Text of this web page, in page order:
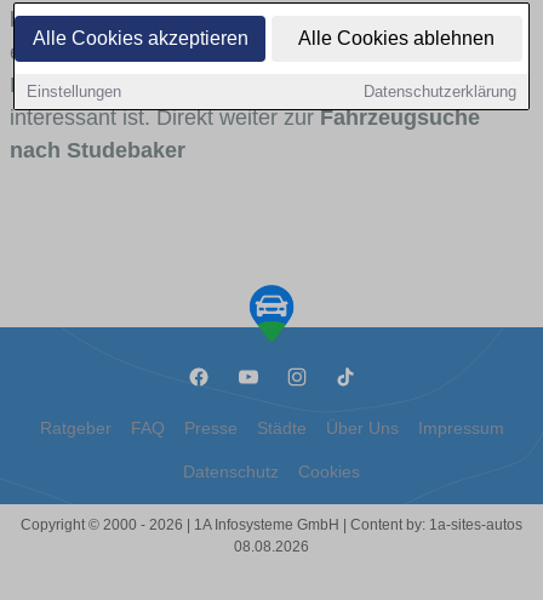
Alle Cookies akzeptieren Alle Cookies ablehnen
Einstellungen Datenschutzerklärung
bis zu speziellen Anforderungen. Hier bekommst du
einen schnellen Überblick über die wichtigsten
Modellreihen und für wen Studebaker besonders
interessant ist. Direkt weiter zurFahrzeugsuche
nach Studebaker
Ratgeber FAQ Presse Städte Über Uns Impressum
Datenschutz Cookies
Copyright © 2000 - 2026 | 1A Infosysteme GmbH | Content by: 1a-sites-autos
08.08.2026